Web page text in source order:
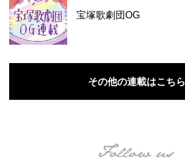
宝塚歌劇団OG
その他の連載はこちら